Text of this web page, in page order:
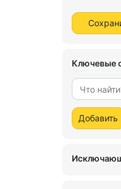
Ключевые
Добавить